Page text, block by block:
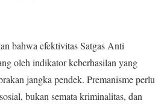
bahwa efektivitas Satgas Anti
oleh indikator keberhasilan yang
jangka pendek. Premanisme perlu
bukan semata kriminalitas, dan